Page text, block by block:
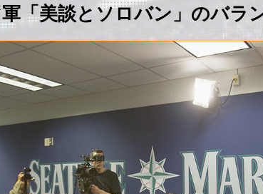
「美談とソロバン」のバラ